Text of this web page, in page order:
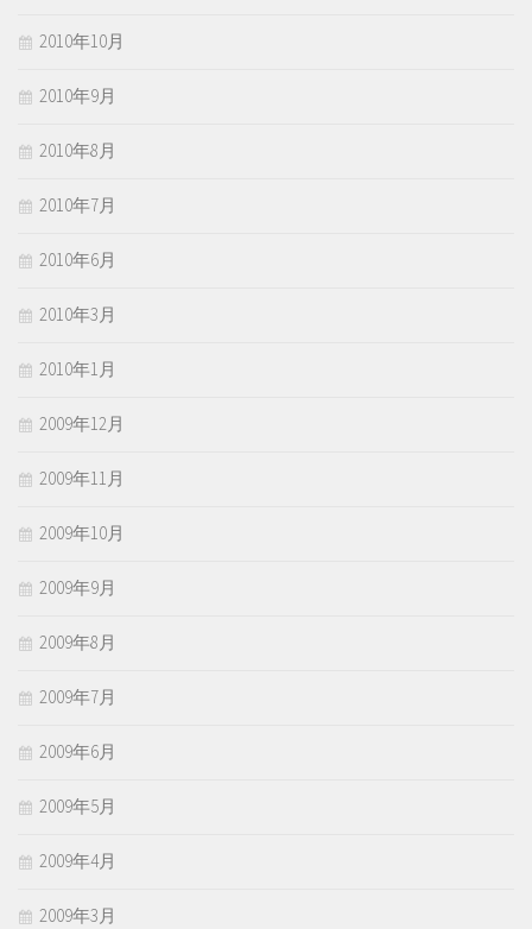
2010年10月
2010年9月
2010年8月
2010年7月
2010年6月
2010年3月
2010年1月
2009年12月
2009年11月
2009年10月
2009年9月
2009年8月
2009年7月
2009年6月
2009年5月
2009年4月
2009年3月